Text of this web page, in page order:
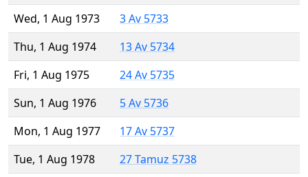
Wed, 1 Aug 1973
3 Av 5733
Thu, 1 Aug 1974
13 Av 5734
Fri, 1 Aug 1975
24 Av 5735
Sun, 1 Aug 1976
5 Av 5736
Mon, 1 Aug 1977
17 Av 5737
Tue, 1 Aug 1978
27 Tamuz 5738